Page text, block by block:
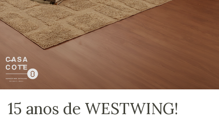
15 anos de WESTWING!